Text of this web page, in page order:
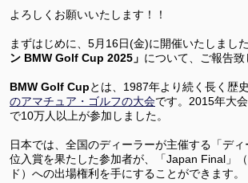
よろしくお願いいたします！！
まずはじめに、5月16日(金)に開催いたしました
ン BMW Golf Cup 2025 」 について、ご報告致
BMW Golf Cupとは、1987年より続く長く歴
のアマチュア・ゴルフの大会です。2015年大
で10万人以上が参加しました。
日本では、全国のディーラーが主催する「デ
位入賞を果たした参加者が、「Japan Final」
ド）への出場権利を手にすることができます。